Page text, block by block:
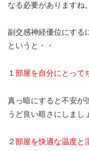
なる必要がありますね。
副交感神経優位にする
というと・・
１ 部屋を自分にとって
真っ暗にすると不安が
うど良い暗さにしまし
２ 部屋を快適な温度と